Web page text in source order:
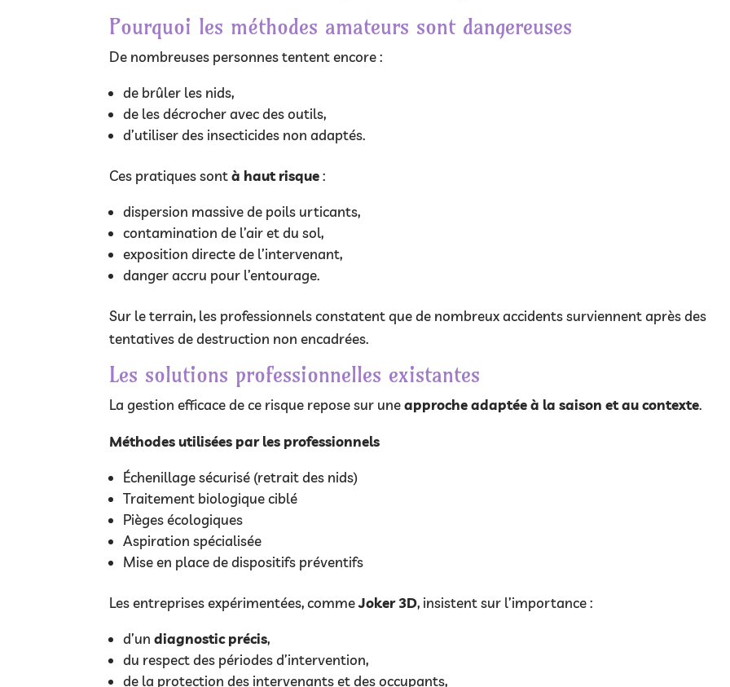
Pourquoi les méthodes amateurs sont dangereuses
De nombreuses personnes tentent encore :
de brûler les nids,
de les décrocher avec des outils,
d’utiliser des insecticides non adaptés.
Ces pratiques sontà haut risque:
dispersion massive de poils urticants,
contamination de l’air et du sol,
exposition directe de l’intervenant,
danger accru pour l’entourage.
Sur le terrain, les professionnels constatent que de nombreux accidents surviennent après des
tentatives de destruction non encadrées.
Les solutions professionnelles existantes
La gestion efficace de ce risque repose sur uneapproche adaptée à la saison et au contexte.
Méthodes utilisées par les professionnels
Échenillage sécurisé (retrait des nids)
Traitement biologique ciblé
Pièges écologiques
Aspiration spécialisée
Mise en place de dispositifs préventifs
Les entreprises expérimentées, commeJoker 3D, insistent sur l’importance :
d’undiagnostic précis,
du respect des périodes d’intervention,
de la protection des intervenants et des occupants,